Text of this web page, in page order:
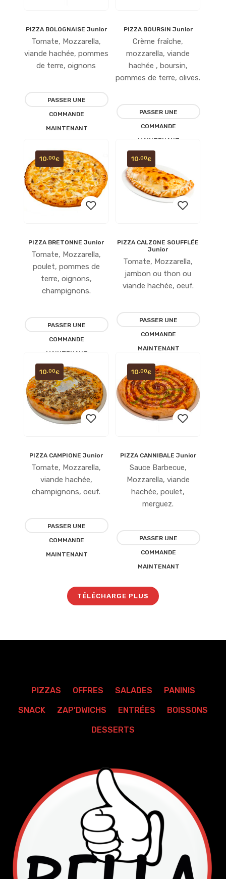
Ajouter
à la
PIZZA BOLOGNAISE Junior
Tomate, Mozzarella,
viande hachée, pommes
de terre, oignons
PASSER UNE
COMMANDE
MAINTENANT
Ajouter
à la
liste
PIZZA BOURSIN Junior
Crème fraîche,
mozzarella, viande
hachée , boursin,
pommes de terre, olives.
PASSER UNE
COMMANDE
MAINTENANT
Ajouter
à la
liste
PIZZA BRETONNE Junior
Tomate, Mozzarella,
poulet, pommes de
terre, oignons,
champignons.
10 ,00€
PASSER UNE
COMMANDE
MAINTENANT
Ajouter
à la
liste
PIZZA CALZONE SOUFFLÉE
Junior
Tomate, Mozzarella,
jambon ou thon ou
viande hachée, oeuf.
10 ,00€
PASSER UNE
COMMANDE
MAINTENANT
Ajouter
à la
PIZZA CAMPIONE Junior
Tomate, Mozzarella,
viande hachée,
champignons, oeuf.
10,00€
PASSER UNE
COMMANDE
MAINTENANT
Ajouter
à la
PIZZA CANNIBALE Junior
Sauce Barbecue,
Mozzarella, viande
hachée, poulet,
merguez.
10,00€
PASSER UNE
COMMANDE
MAINTENANT
TÉLÉCHARGE PLUS
PIZZAS OFFRES SALADES PANINIS
SNACK ZAP’DWICHS ENTRÉES BOISSONS
DESSERTS